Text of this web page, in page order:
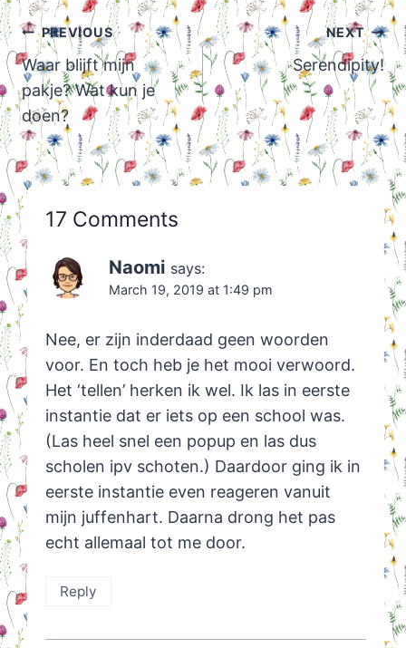
Post
navigation
PREVIOUS
Waar blijft mijn
pakje? Wat kun je
doen?
NEXT
Serendipity!
17 Comments
Naomi says:
March 19, 2019 at 1:49 pm
Nee, er zijn inderdaad geen woorden
voor. En toch heb je het mooi verwoord.
Het ‘tellen’ herken ik wel. Ik las in eerste
instantie dat er iets op een school was.
(Las heel snel een popup en las dus
scholen ipv schoten.) Daardoor ging ik in
eerste instantie even reageren vanuit
mijn juffenhart. Daarna drong het pas
echt allemaal tot me door.
Reply